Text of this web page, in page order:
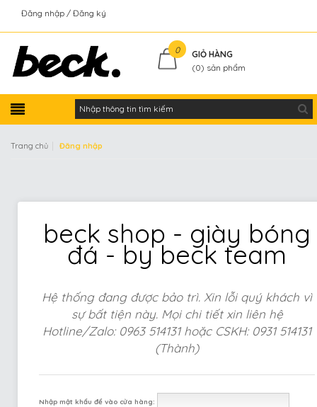
Đăng nhập Đăng ký
0
GIỎ HÀNG
(0) sản phẩm
Trang chủ Đăng nhập
beck shop - giày bóng
đá - by beck team
Hệ thống đang được bảo trì. Xin lỗi quý khách vì
sự bất tiện này. Mọi chi tiết xin liên hệ
Hotline/Zalo: 0963 514131 hoặc CSKH: 0931 514131
(Thành)
Nhập mật khẩu để vào cửa hàng: